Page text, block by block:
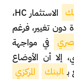
الاستثمار HC،
دون تغيير، فرغم
في مواجهة
إلا أن الأوضاع
ب البنك
المركزي